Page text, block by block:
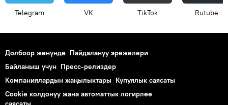
Telegram VK ТikТоk Rutube
Долбоор жөнүндө Пайдалануу эрежелери
Байланыш үчүн Пресс-релиздер
Компаниялардын жаңылыктары Купуялык саясаты
Cookie колдонуу жана автоматтык логирлөө